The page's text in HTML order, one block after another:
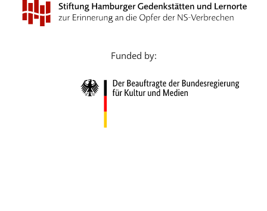
Italiano
Nederlands
Português
Funded by: